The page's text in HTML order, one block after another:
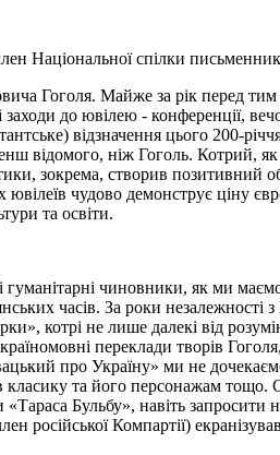
Національної спілки
Гоголя. Майже за рік перед тим
до ювілею - конференції,
відзначення цього 200-
відомого, ніж Гоголь. Котрий,
зокрема, створив позитивний
чудово демонструє ціну
та освіти.
чиновники, як ми маємо
часів. За роки незалежності
котрі не лише далекі від
переклади творів
про Україну» ми не
та його персонажам тощо.
Бульбу», навіть запросити
Компартії)